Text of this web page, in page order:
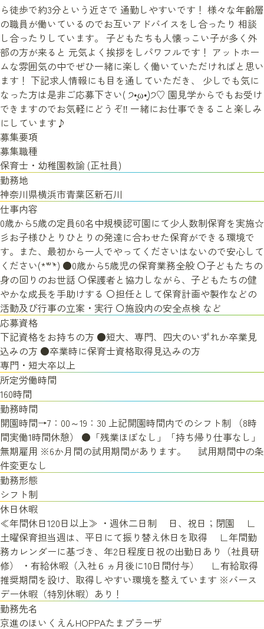
ら徒歩で約3分という近さで 通勤しやすいです！ 様々な年齢層
の職員が働いているのでお互いアドバイスをし合ったり 相談
し合ったりしています。 子どもたちも人懐っこい子が多く外
部の方が来ると 元気よく挨拶をしパワフルです！ アットホー
ムな雰囲気の中でぜひ一緒に楽しく働いていただければと思い
ます！ 下記求人情報にも目を通していただき、 少しでも気に
なった方は是非ご応募下さい( ੭•͈ω•͈)੭♡ 園見学からでもお受け
できますのでお気軽にどうぞ‼ 一緒にお仕事できること楽しみ
にしています♪
募集要項
募集職種
保育士・幼稚園教諭 (正社員)
勤務地
神奈川県横浜市青葉区新石川
仕事内容
0歳から5歳の定員60名中規模認可園にて少人数制保育を実施☆
彡お子様ひとりひとりの発達に合わせた保育ができる環境で
す。また、最初から一人でやってくださいはないので安心して
ください(*´꒳`*) ●0歳から5歳児の保育業務全般 〇子どもたちの
身の回りのお世話 〇保護者と協力しながら、子どもたちの健
やかな成長を手助けする 〇担任として保育計画や製作などの
活動及び行事の立案・実行 〇施設内の安全点検 など
応募資格
下記資格をお持ちの方 ●短大、専門、四大のいずれか卒業見
込みの方 ●卒業時に保育士資格取得見込みの方
専門・短大卒以上
所定労働時間
160時間
勤務時間
開園時間→7：00～19：30 上記開園時間内でのシフト制 （8時
間実働1時間休憩） ●「残業ほぼなし」「持ち帰り仕事なし」
無期雇用 ※6か月間の試用期間があります。 試用期間中の条
件変更なし
勤務形態
シフト制
休日休暇
≪年間休日120日以上≫ ・週休二日制 日、祝日；閉園 ∟
土曜保育担当週は、平日にて振り替え休日を取得 ∟年間勤
務カレンダーに基づき、年2日程度日祝の出勤日あり（社員研
修） ・有給休暇（入社６ヵ月後に10日間付与） ∟有給取得
推奨期間を設け、取得しやすい環境を整えています ※バース
デー休暇（特別休暇）あり！
勤務先名
京進のほいくえんHOPPAたまプラーザ